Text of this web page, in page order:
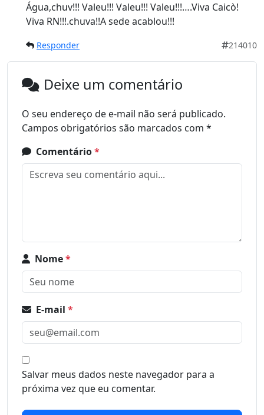
Água,chuv!!! Valeu!!! Valeu!!! Valeu!!!….Viva Caicò!
Viva RN!!!.chuva!!A sede acablou!!!
Responder 214010
Deixe um comentário
O seu endereço de e-mail não será publicado.
Campos obrigatórios são marcados com *
Comentário*
Nome*
E-mail *
Salvar meus dados neste navegador para a
próxima vez que eu comentar.